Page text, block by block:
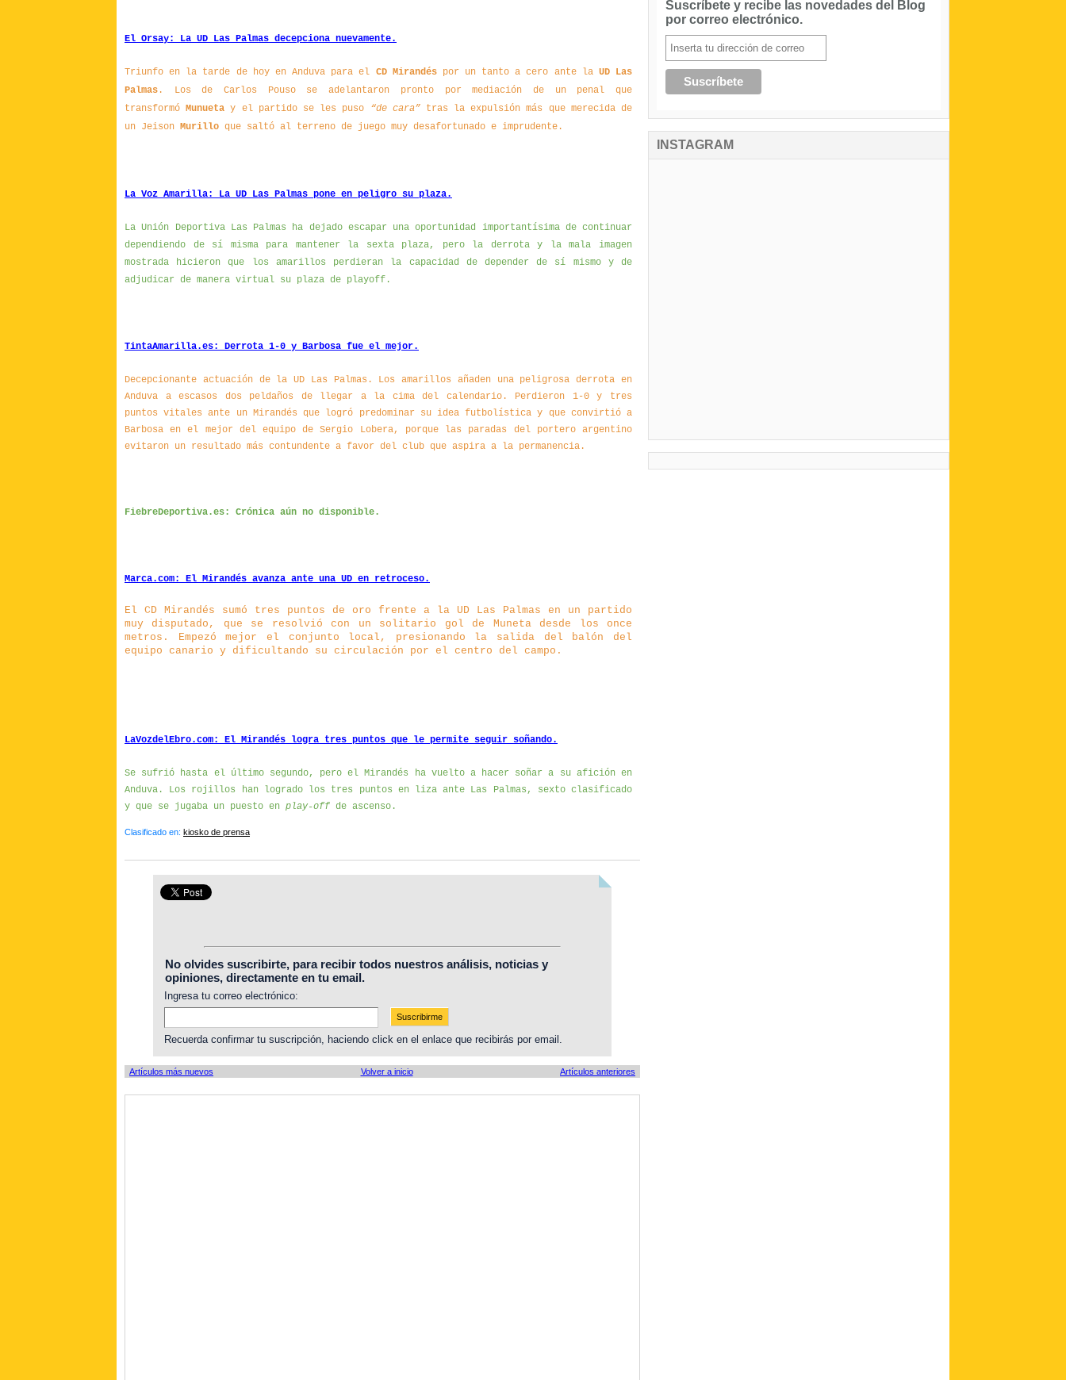
El Orsay: La UD Las Palmas decepciona nuevamente.
Triunfo en la tarde de hoy en Anduva para el CD Mirandéspor un tanto a cero ante la UD Las
Palmas . Los de Carlos Pouso se adelantaron pronto por mediación de un penal que
transformóMunueta y el partido se les puso “de cara”tras la expulsión más que merecida de
un Jeison Murillo que saltó al terreno de juego muy desafortunado e imprudente.
La Voz Amarilla: La UD Las Palmas pone en peligro su plaza.
La Unión Deportiva Las Palmas ha dejado escapar una oportunidad importantísima de continuar
dependiendo de sí misma para mantener la sexta plaza, pero la derrota y la mala imagen
mostrada hicieron que los amarillos perdieran la capacidad de depender de sí mismo y de
adjudicar de manera virtual su plaza de playoff.
TintaAmarilla.es: Derrota 1-0 y Barbosa fue el mejor.
Decepcionante actuación de la UD Las Palmas. Los amarillos añaden una peligrosa derrota en
Anduva a escasos dos peldaños de llegar a la cima del calendario. Perdieron 1-0 y tres
puntos vitales ante un Mirandés que logró predominar su idea futbolística y que convirtió a
Barbosa en el mejor del equipo de Sergio Lobera, porque las paradas del portero argentino
evitaron un resultado más contundente a favor del club que aspira a la permanencia.
FiebreDeportiva.es: Crónica aún no disponible.
Marca.com: El Mirandés avanza ante una UD en retroceso.
El CD Mirandés sumó tres puntos de oro frente a la UD Las Palmas en un partido
muy disputado, que se resolvió con un solitario gol de Muneta desde los once
metros. Empezó mejor el conjunto local, presionando la salida del balón del
equipo canario y dificultando su circulación por el centro del campo.
LaVozdelEbro.com: El Mirandés logra tres puntos que le permite seguir soñando.
Se sufrió hasta el último segundo, pero el Mirandés ha vuelto a hacer soñar a su afición en
Anduva. Los rojillos han logrado los tres puntos en liza ante Las Palmas, sexto clasificado
y que se jugaba un puesto en play-off de ascenso.
Clasificado en: kiosko de prensa
No olvides suscribirte, para recibir todos nuestros análisis, noticias y
opiniones, directamente en tu email.
Ingresa tu correo electrónico:
Recuerda confirmar tu suscripción, haciendo click en el enlace que recibirás por email.
Artículos más nuevos Artículos anteriores
Volver a inicio
Suscríbete y recibe las novedades del Blog
por correo electrónico.
INSTAGRAM